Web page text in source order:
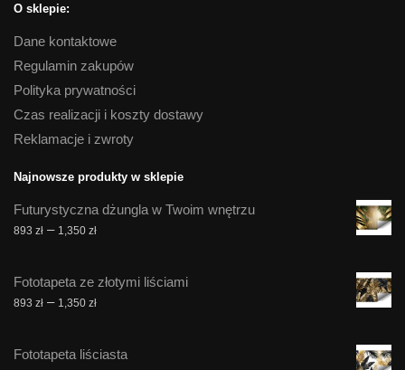
O sklepie:
Dane kontaktowe
Regulamin zakupów
Polityka prywatności
Czas realizacji i koszty dostawy
Reklamacje i zwroty
Najnowsze produkty w sklepie
Futurystyczna dżungla w Twoim wnętrzu
893 zł – 1,350 złZakres
893 zł
do
Fototapeta ze złotymi liściami
893 zł – 1,350 złZakres
893 zł
Fototapeta liściasta